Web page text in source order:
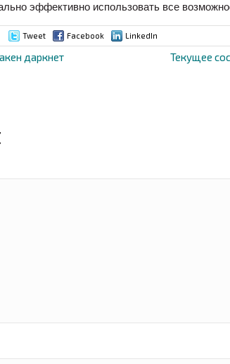
эффективно использовать все
Tweet Facebook LinkedIn
даркнет
Текущее